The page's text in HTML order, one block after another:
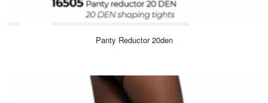
Panty Reductor 20den